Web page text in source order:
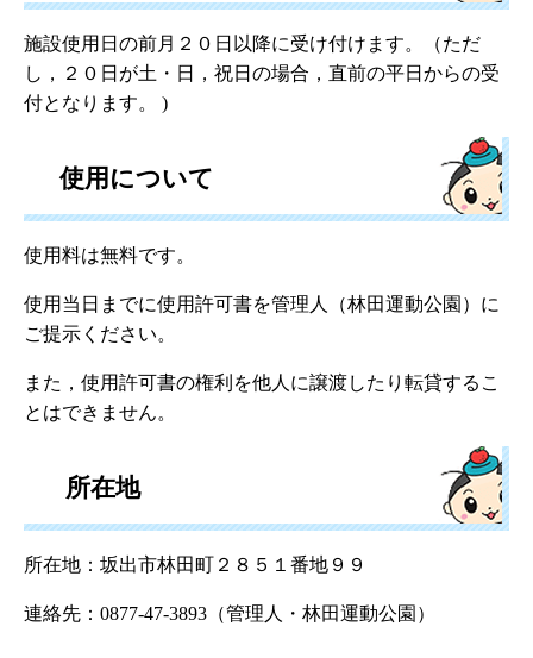
施設使用日の前月２０日以降に受け付けます。（ただ
し，２０日が土・日，祝日の場合，直前の平日からの受
付となります。 )
使用について
使用料は無料です。
使用当日までに使用許可書を管理人（林田運動公園）に
ご提示ください。
また，使用許可書の権利を他人に譲渡したり転貸するこ
とはできません。
所在地
所在地：坂出市林田町２８５１番地９９
連絡先：0877-47-3893（管理人・林田運動公園）